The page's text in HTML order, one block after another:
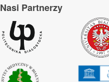
Nasi Partnerzy